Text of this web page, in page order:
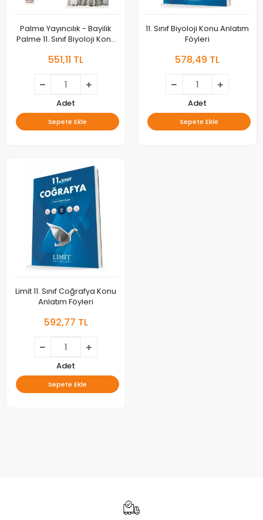
Palme Yayıncılık - Bayilik
Palme 11. Sınıf Biyoloji Konu
551,11 TL
Adet
Sepete Ekle
11. Sınıf Biyoloji Konu Anlatım
Föyleri
578,49 TL
Adet
Sepete Ekle
Limit 11. Sınıf Coğrafya Konu
Anlatım Föyleri
592,77 TL
Adet
Sepete Ekle